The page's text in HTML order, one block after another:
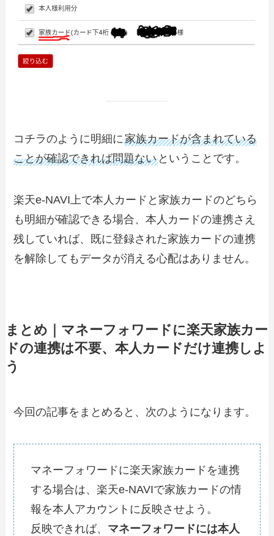
コチラのように明細に家族カードが含まれている
ことが確認できれば問題ない ということです。
楽天e-NAVI上で本人カードと家族カードのどちら
も明細が確認できる場合、本人カードの連携さえ
残していれば、既に登録された家族カードの連携
を解除してもデータが消える心配はありません。
まとめ｜マネーフォワードに楽天家族カー
ドの連携は不要、本人カードだけ連携しよ
う
今回の記事をまとめると、次のようになります。
マネーフォワードに楽天家族カードを連携
する場合は、楽天e-NAVIで家族カードの情
報を本人アカウントに反映させよう。
反映できれば、 マネーフォワードには本人